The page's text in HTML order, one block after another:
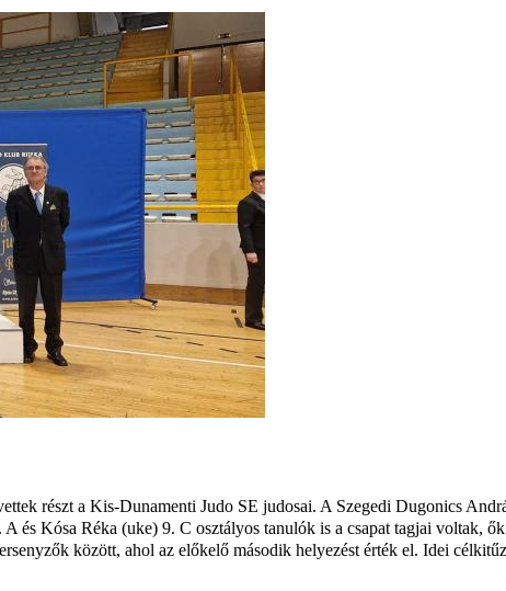
részt a Kis-Dunamenti Judo SE judosai. A Szegedi Dugonics
Kósa Réka (uke) 9. C osztályos tanulók is a csapat tagjai voltak,
között, ahol az előkelő második helyezést érték el. Idei